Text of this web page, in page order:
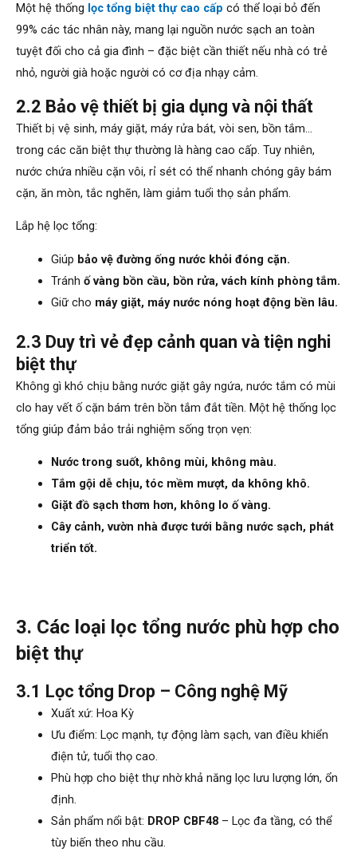
Một hệ thống lọc tổng biệt thự cao cấp có thể loại bỏ đến
99% các tác nhân này, mang lại nguồn nước sạch an toàn
tuyệt đối cho cả gia đình – đặc biệt cần thiết nếu nhà có trẻ
nhỏ, người già hoặc người có cơ địa nhạy cảm.
2.2 Bảo vệ thiết bị gia dụng và nội thất
Thiết bị vệ sinh, máy giặt, máy rửa bát, vòi sen, bồn tắm…
trong các căn biệt thự thường là hàng cao cấp. Tuy nhiên,
nước chứa nhiều cặn vôi, rỉ sét có thể nhanh chóng gây bám
cặn, ăn mòn, tắc nghẽn, làm giảm tuổi thọ sản phẩm.
Lắp hệ lọc tổng:
Giúp bảo vệ đường ống nước khỏi đóng cặn.
Tránh ố vàng bồn cầu, bồn rửa, vách kính phòng tắm.
Giữ cho máy giặt, máy nước nóng hoạt động bền lâu.
2.3 Duy trì vẻ đẹp cảnh quan và tiện nghi
biệt thự
Không gì khó chịu bằng nước giặt gây ngứa, nước tắm có mùi
clo hay vết ố cặn bám trên bồn tắm đắt tiền. Một hệ thống lọc
tổng giúp đảm bảo trải nghiệm sống trọn vẹn:
Nước trong suốt, không mùi, không màu.
Tắm gội dễ chịu, tóc mềm mượt, da không khô.
Giặt đồ sạch thơm hơn, không lo ố vàng.
Cây cảnh, vườn nhà được tưới bằng nước sạch, phát
triển tốt.
3. Các loại lọc tổng nước phù hợp cho
biệt thự
3.1 Lọc tổng Drop – Công nghệ Mỹ
Xuất xứ: Hoa Kỳ
Ưu điểm: Lọc mạnh, tự động làm sạch, van điều khiển
điện tử, tuổi thọ cao.
Phù hợp cho biệt thự nhờ khả năng lọc lưu lượng lớn, ổn
định.
Sản phẩm nổi bật: DROP CBF48– Lọc đa tầng, có thể
tùy biến theo nhu cầu.